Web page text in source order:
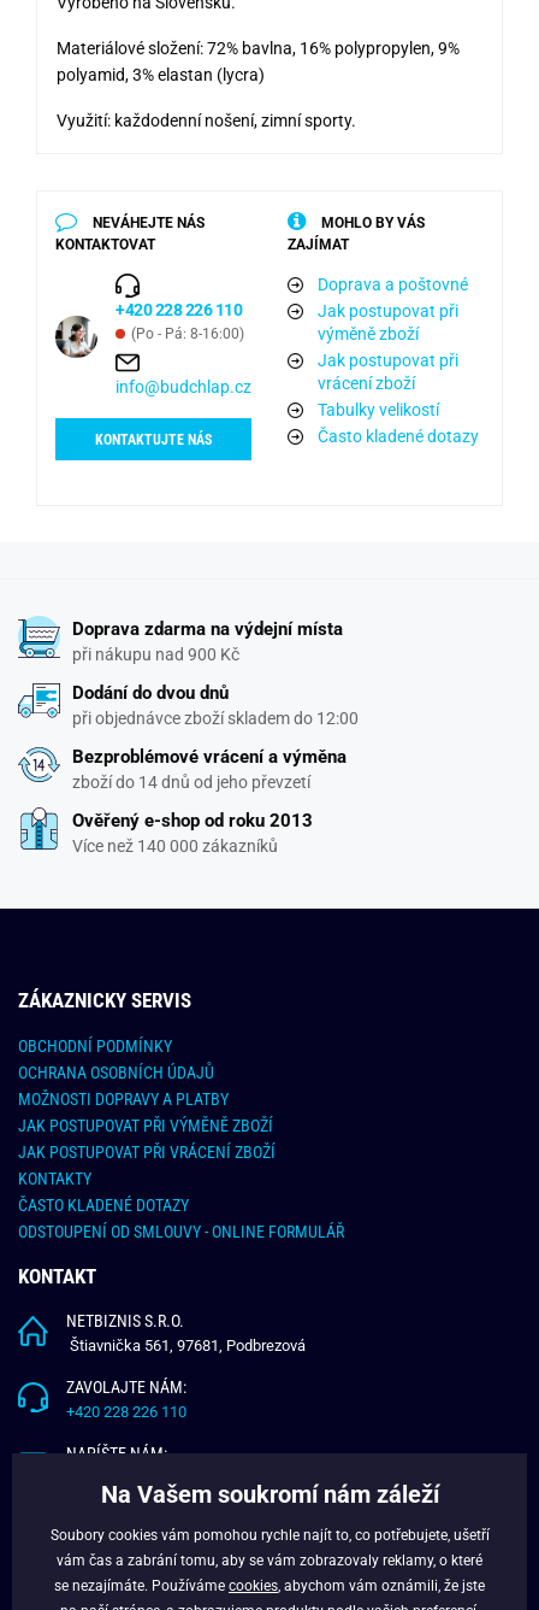
Materiálové složení: 72% bavlna, 16% polypropylen, 9%
polyamid, 3% elastan (lycra)
Využití: každodenní nošení, zimní sporty.
NEVÁHEJTE NÁS
KONTAKTOVAT
+420 228 226 110
(Po - Pá: 8-16:00)
info@budchlap.cz
KONTAKTUJTE NÁS
MOHLO BY VÁS
ZAJÍMAT
Doprava a poštovné
Jak postupovat při
výměně zboží
Jak postupovat při
vrácení zboží
Tabulky velikostí
Často kladené dotazy
Doprava zdarma na výdejní místa
při nákupu nad 900 Kč
Dodání do dvou dnů
při objednávce zboží skladem do 12:00
Bezproblémové vrácení a výměna
zboží do 14 dnů od jeho převzetí
Ověřený e-shop od roku 2013
Více než 140 000 zákazníků
ZÁKAZNICKY SERVIS
OBCHODNÍ PODMÍNKY
OCHRANA OSOBNÍCH ÚDAJŮ
MOŽNOSTI DOPRAVY A PLATBY
JAK POSTUPOVAT PŘI VÝMĚNĚ ZBOŽÍ
JAK POSTUPOVAT PŘI VRÁCENÍ ZBOŽÍ
KONTAKTY
ČASTO KLADENÉ DOTAZY
ODSTOUPENÍ OD SMLOUVY - ONLINE FORMULÁŘ
KONTAKT
NETBIZNIS S.R.O.
Štiavnička 561, 97681, Podbrezová
ZAVOLAJTE NÁM:
+420 228 226 110
NAPÍŠTE NÁM:
O NÁS
VĚRNOSTNÍ PROGRAM
Na Vašem soukromí nám záleží
Soubory cookies vám pomohou rychle najít to, co potřebujete, ušetří
vám čas a zabrání tomu, aby se vám zobrazovaly reklamy, o které
se nezajímáte. Používáme cookies , abychom vám oznámili, že jste